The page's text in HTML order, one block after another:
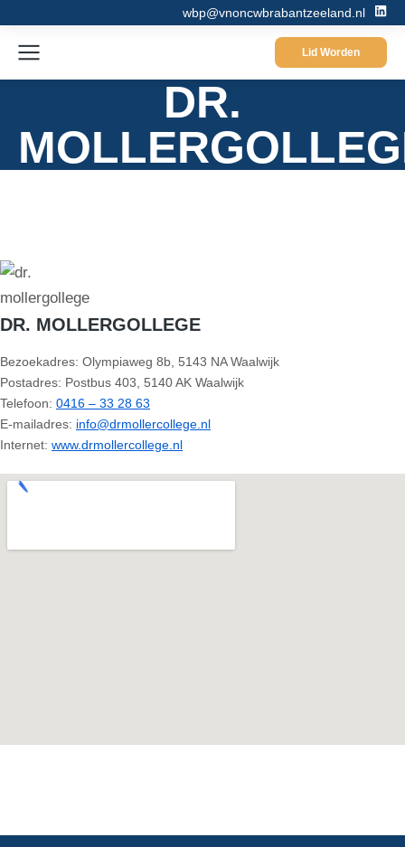
wbp@vnoncwbrabantzeeland.nl
Lid Worden
DR.
DR. MOLLERGOLLEGE
Bezoekadres: Olympiaweg 8b, 5143 NA Waalwijk
Postadres: Postbus 403, 5140 AK Waalwijk
Telefoon: 0416 – 33 28 63
E-mailadres: info@drmollercollege.nl
Internet: www.drmollercollege.nl